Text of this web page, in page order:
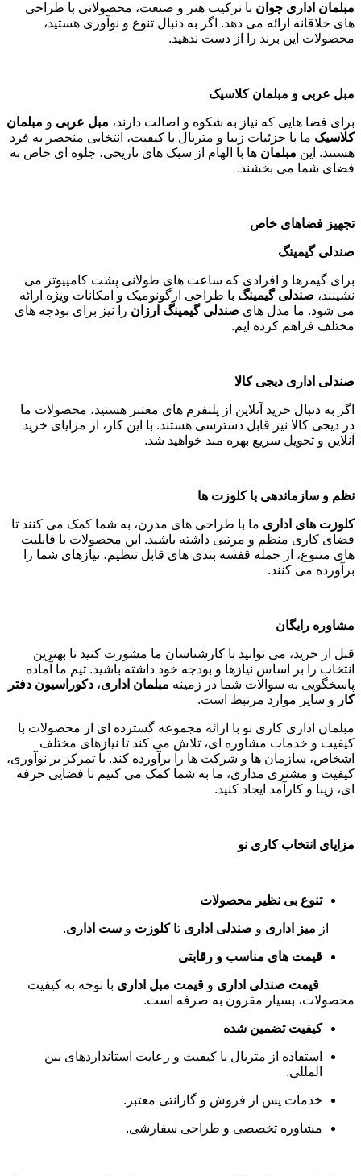
مبلمان اداری جوان با ترکیب هنر و صنعت، محصولاتی با طراحی
های خلاقانه ارائه می دهد. اگر به دنبال تنوع و نوآوری هستید،
محصولات این برند را از دست ندهید.
مبل عربی و مبلمان کلاسیک
برای فضا هایی که نیاز به شکوه و اصالت دارند، مبل عربی و مبلمان
کلاسیک ما با جزئیات زیبا و متریال با کیفیت، انتخابی منحصر به فرد
هستند. این مبلمان ها با الهام از سبک های تاریخی، جلوه ای خاص به
فضای شما می بخشند.
تجهیز فضاهای خاص
صندلی گیمینگ
برای گیمرها و افرادی که ساعت های طولانی پشت کامپیوتر می
نشینند، صندلی گیمینگ با طراحی ارگونومیک و امکانات ویژه ارائه
می شود. ما مدل های صندلی گیمینگ ارزان را نیز برای بودجه های
مختلف فراهم کرده ایم.
صندلی اداری دیجی کالا
اگر به دنبال خرید آنلاین از پلتفرم های معتبر هستید، محصولات ما
در دیجی کالا نیز قابل دسترسی هستند. با این کار، از مزایای خرید
آنلاین و تحویل سریع بهره مند خواهید شد.
نظم و سازماندهی با کلوزت ها
کلوزت های اداری ما با طراحی های مدرن، به شما کمک می کنند تا
فضای کاری منظم و مرتبی داشته باشید. این محصولات با قابلیت
های متنوع، از جمله قفسه بندی های قابل تنظیم، نیازهای شما را
برآورده می کنند.
مشاوره رایگان
قبل از خرید، می توانید با کارشناسان ما مشورت کنید تا بهترین
انتخاب را بر اساس نیازها و بودجه خود داشته باشید. تیم ما آماده
پاسخگویی به سوالات شما در زمینه مبلمان اداری، دکوراسیون دفتر
کار و سایر موارد مرتبط است.
مبلمان اداری کاری نو با ارائه مجموعه گسترده ای از محصولات با
کیفیت و خدمات مشاوره ای، تلاش می کند تا نیازهای مختلف
اشخاص، سازمان ها و شرکت ها را برآورده کند. با تمرکز بر نوآوری،
کیفیت و مشتری مداری، ما به شما کمک می کنیم تا فضایی حرفه
ای، زیبا و کارآمد ایجاد کنید.
مزایای انتخاب کاری نو
تنوع بی نظیر محصولات
از میز اداری و صندلی اداری تاکلوزت و ست اداری.
قیمت های مناسب و رقابتی
قیمت صندلی اداری و قیمت مبل اداری با توجه به کیفیت
محصولات، بسیار مقرون به صرفه است.
کیفیت تضمین شده
استفاده از متریال با کیفیت و رعایت استانداردهای بین
المللی.
خدمات پس از فروش و گارانتی معتبر .
مشاوره تخصصی و طراحی سفارشی.